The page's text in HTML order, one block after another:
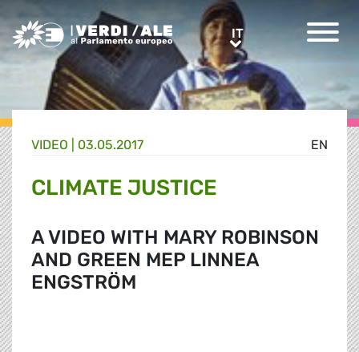
Greens/EFA Home ITIT
EN
VIDEO | 03.05.2017
CLIMATE JUSTICE
A VIDEO WITH MARY ROBINSON
AND GREEN MEP LINNEA
ENGSTRÖM